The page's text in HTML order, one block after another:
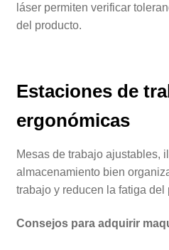
láser permiten verificar
del producto.
Estaciones de
ergonómicas
Mesas de trabajo ajustables,
almacenamiento bien
trabajo y reducen la fatiga del
Consejos para adquirir